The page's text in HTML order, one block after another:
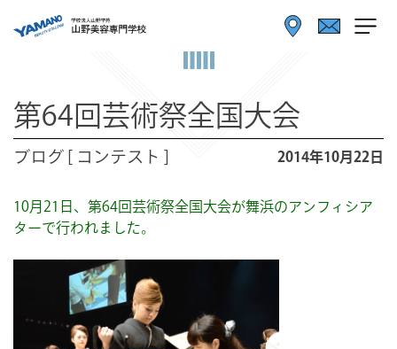
第64回芸術祭全国大会
ブログ [ コンテスト ] 2014年10月22日
10月21日、第64回芸術祭全国大会が舞浜のアンフィシア
ターで行われました。